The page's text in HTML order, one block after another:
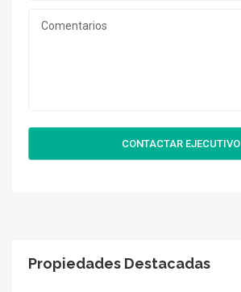
CONTACTAR EJECUTIVO
Propiedades Destacadas